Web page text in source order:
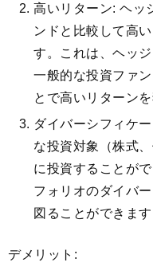
高いリターン: ヘッ
ンドと比較して高
す。これは、ヘッ
一般的な投資ファ
とで高いリターン
ダイバーシフィケ
な投資対象（株式
に投資することが
フォリオのダイバ
図ることができます
デメリット: